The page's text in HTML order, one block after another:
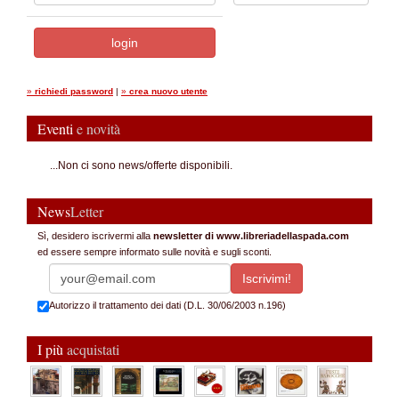
» richiedi password | » crea nuovo utente
Eventi e novità
...Non ci sono news/offerte disponibili.
NewsLetter
Sì, desidero iscrivermi alla newsletter di www.libreriadellaspada.com
ed essere sempre informato sulle novità e sugli sconti.
Autorizzo il trattamento dei dati (D.L. 30/06/2003 n.196)
I più acquistati